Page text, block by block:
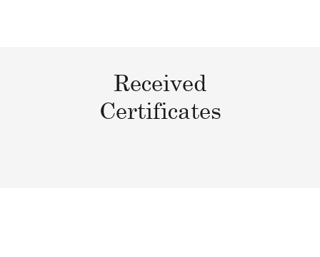
Received
Certificates